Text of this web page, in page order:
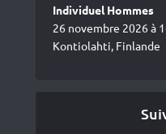
Individuel Hommes
26 novembre 2026 à
Kontiolahti, Finlande